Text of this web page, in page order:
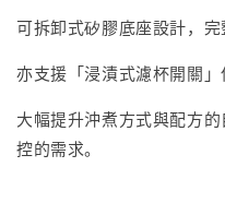
可拆卸式矽膠底座設計，完
亦支援「浸漬式濾杯開關」
大幅提升沖煮方式與配方
控的需求。